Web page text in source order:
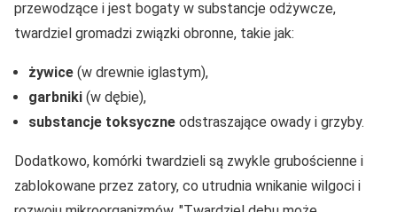
przewodzące i jest bogaty w substancje odżywcze,
twardziel gromadzi związki obronne, takie jak:
żywice (w drewnie iglastym),
garbniki (w dębie),
substancje toksyczne odstraszające owady i grzyby.
Dodatkowo, komórki twardzieli są zwykle grubościenne i
zablokowane przez zatory, co utrudnia wnikanie wilgoci i